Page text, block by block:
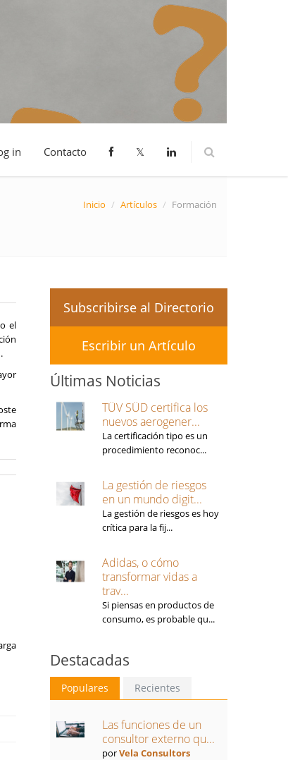
in Contacto 𝕏
Inicio / Artículos / Formación
el
Subscribirse al Directorio
Escribir un Artículo
Últimas Noticias
TÜV SÜD certifica los
nuevos aerogener...
La certificación tipo es un
procedimiento reconoc...
La gestión de riesgos
en un mundo digit...
La gestión de riesgos es hoy
crítica para la fij...
Adidas, o cómo
transformar vidas a
trav...
Si piensas en productos de
consumo, es probable qu...
Destacadas
Populares Recientes
Las funciones de un
consultor externo qu...
porVela Consultors